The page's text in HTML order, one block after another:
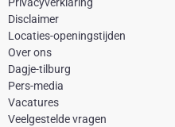
o
k
-
f
e
t
r
Privacyverklaring
Disclaimer
Locaties-openingstijden
Over ons
Dagje-tilburg
Pers-media
Vacatures
Veelgestelde vragen